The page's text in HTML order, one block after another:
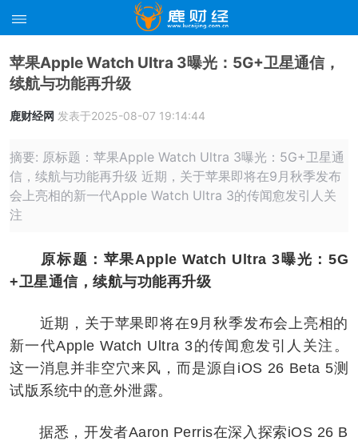
苹果Apple Watch Ultra 3曝光：5G+卫星通信，
续航与功能再升级
鹿财经网 发表于2025-08-07 19:14:44
摘要: 原标题：苹果Apple Watch Ultra 3曝光：5G+卫星通
信，续航与功能再升级 近期，关于苹果即将在9月秋季发布
会上亮相的新一代Apple Watch Ultra 3的传闻愈发引人关
注
原标题：苹果Apple Watch Ultra 3曝光：5G
+卫星通信，续航与功能再升级
近期，关于苹果即将在9月秋季发布会上亮相的
新一代Apple Watch Ultra 3的传闻愈发引人关注。
这一消息并非空穴来风，而是源自iOS 26 Beta 5测
试版系统中的意外泄露。
据悉，开发者Aaron Perris在深入探索iOS 26 B